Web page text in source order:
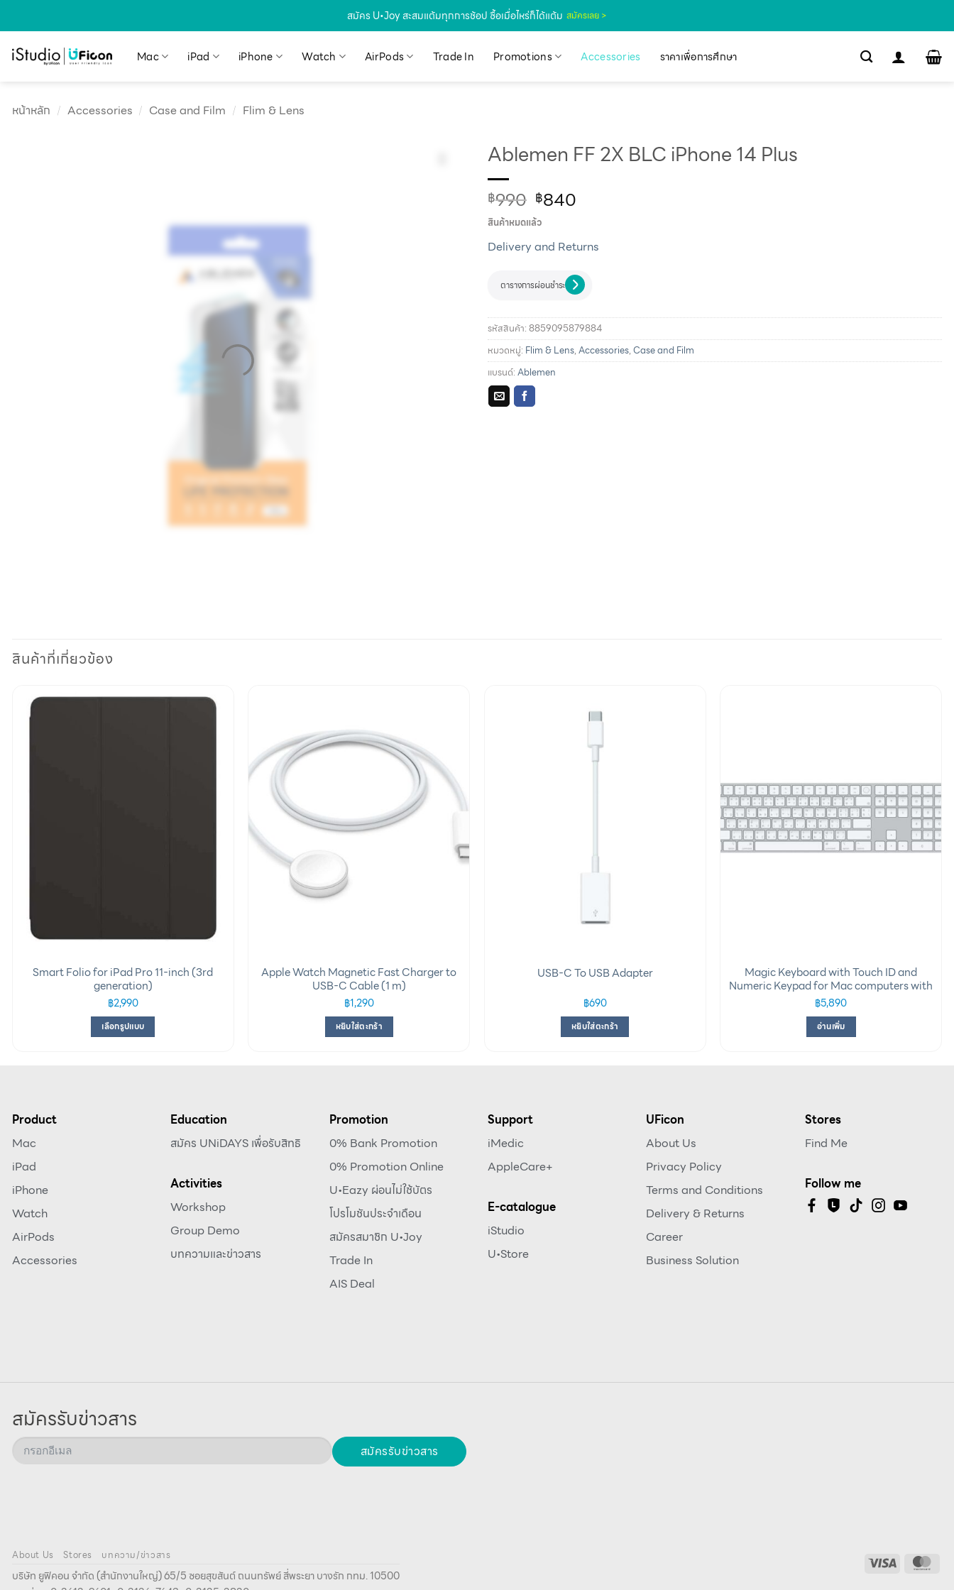
สมัคร U•Joy สะสมแต้มทุกการช้อป ซื้อเมื่อไหร่ก็ได้แต้ม สมัครเลย >
Mac iPad iPhone Watch AirPods Trade In Promotions Accessories ราคาเพื่อการศึกษา
หน้าหลัก / Accessories / Case and Film / Flim & Lens
Ablemen FF 2X BLC iPhone 14 Plus
฿990 ฿840
สินค้าหมดแล้ว
Delivery and Returns
ตารางการผ่อนชำระ
รหัสสินค้า:8859095879884
หมวดหมู่: Flim & Lens,Accessories,Case and Film
แบรนด์:Ablemen
สินค้าที่เกี่ยวข้อง
Smart Folio for iPad Pro 11-inch (3rd
generation)
฿2,990
เลือกรูปแบบ
Apple Watch Magnetic Fast Charger to
USB-C Cable (1 m)
฿1,290
หยิบใส่ตะกร้า
USB-C To USB Adapter
฿690
หยิบใส่ตะกร้า
Magic Keyboard with Touch ID and
Numeric Keypad for Mac computers with
Apple silicon – Thai
฿5,890
อ่านเพิ่ม
Product
Mac
iPad
iPhone
Watch
AirPods
Accessories
Education
สมัคร UNiDAYS เพื่อรับสิทธิ
Activities
Workshop
Group Demo
บทความและข่าวสาร
Promotion
0% Bank Promotion
0% Promotion Online
U•Eazy ผ่อนไม่ใช้บัตร
โปรโมชันประจำเดือน
สมัครสมาชิก U•Joy
Trade In
AIS Deal
Support
iMedic
AppleCare+
E-catalogue
iStudio
U•Store
UFicon
About Us
Privacy Policy
Terms and Conditions
Delivery & Returns
Career
Business Solution
Stores
Find Me
Follow me
สมัครรับข่าวสาร
สมัครรับข่าวสาร
About Us Stores บทความ/ข่าวสาร
บริษัท ยูฟิคอน จํากัด (สํานักงานใหญ่) 65/5 ซอยสุขสันต์ ถนนทรัพย์ สี่พระยา บางรัก กทม. 10500